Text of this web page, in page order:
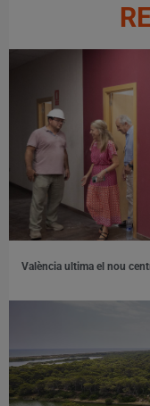
València ultima el nou